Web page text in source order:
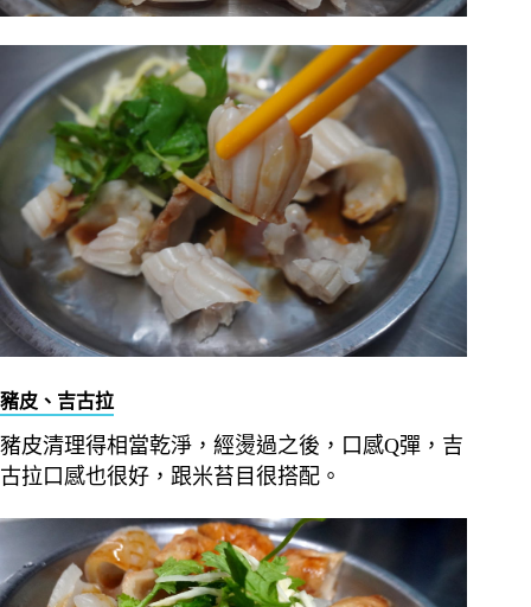
豬皮、吉古拉
豬皮清理得相當乾淨，經燙過之後，口感Q彈，吉
古拉口感也很好，跟米苔目很搭配。